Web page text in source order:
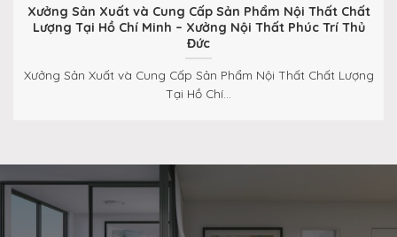
Xưởng Sản Xuất và Cung Cấp Sản Phẩm Nội Thất Chất
Lượng Tại Hồ Chí Minh – Xưởng Nội Thất Phúc Trí Thủ
Đức
Xưởng Sản Xuất và Cung Cấp Sản Phẩm Nội Thất Chất Lượng
Tại Hồ Chí...